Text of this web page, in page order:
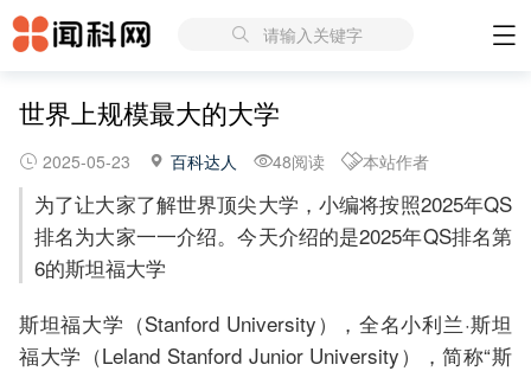
请输入关键字
世界上规模最大的大学
2025-05-23 百科达人 48阅读 本站作者
为了让大家了解世界顶尖大学，小编将按照2025年QS
排名为大家一一介绍。今天介绍的是2025年QS排名第
6的斯坦福大学
斯坦福大学（Stanford University），全名小利兰·斯坦
福大学（Leland Stanford Junior University），简称“斯